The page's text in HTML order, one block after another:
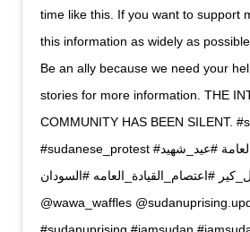
time like this. If you want to support
this information as widely as
Be an ally because we need your
stories for more information. THE
COMMUNITY HAS BEEN SILENT.
#sudanese_protest #مجزرة_القيادة_العامة #عيد_شهيد
#اعتصام_القيادة_العامه #السودان
@wawa_waffles